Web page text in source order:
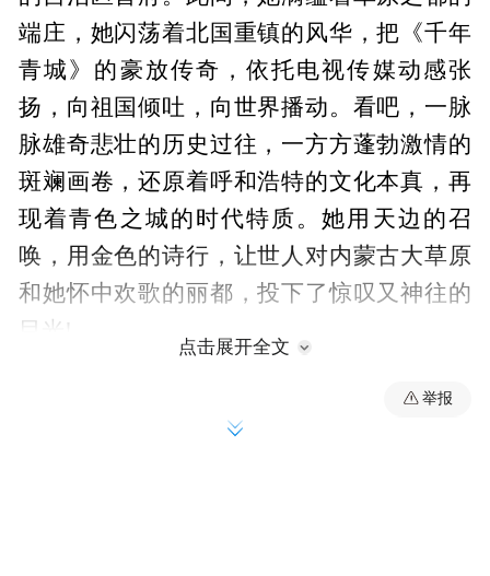
端庄，她闪荡着北国重镇的风华，把《千年
青城》的豪放传奇，依托电视传媒动感张
扬，向祖国倾吐，向世界播动。看吧，一脉
脉雄奇悲壮的历史过往，一方方蓬勃激情的
斑斓画卷，还原着呼和浩特的文化本真，再
现着青色之城的时代特质。她用天边的召
唤，用金色的诗行，让世人对内蒙古大草原
和她怀中欢歌的丽都，投下了惊叹又神往的
目光!
点击展开全文
举报